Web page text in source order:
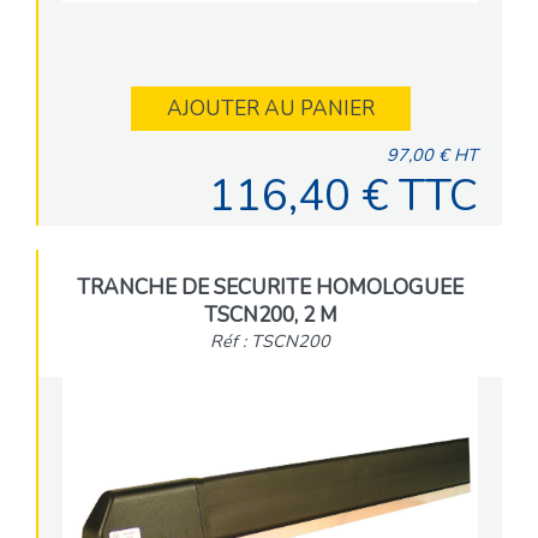
AJOUTER AU PANIER
97,00 € HT
116,40 € TTC
TRANCHE DE SECURITE HOMOLOGUEE
TSCN200, 2 M
Réf : TSCN200